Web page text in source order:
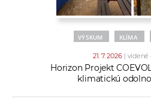
VÝSKUM KLÍMA
21. 7. 2026 | videné
Horizon Projekt
klimatickú